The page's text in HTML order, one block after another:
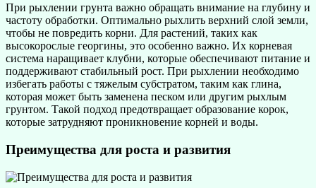
При рыхлении грунта важно обращать внимание на глубину и
частоту обработки. Оптимально рыхлить верхний слой земли,
чтобы не повредить корни. Для растений, таких как
высокорослые георгины, это особенно важно. Их корневая
система наращивает клубни, которые обеспечивают питание и
поддерживают стабильный рост. При рыхлении необходимо
избегать работы с тяжелым субстратом, таким как глина,
которая может быть заменена песком или другим рыхлым
грунтом. Такой подход предотвращает образование корок,
которые затрудняют проникновение корней и воды.
Преимущества для роста и развития